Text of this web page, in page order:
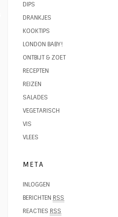
DIPS
DRANKJES
KOOKTIPS
LONDON BABY!
ONTBIJT & ZOET
RECEPTEN
REIZEN
SALADES
VEGETARISCH
VIS
VLEES
META
INLOGGEN
BERICHTEN RSS
REACTIES RSS